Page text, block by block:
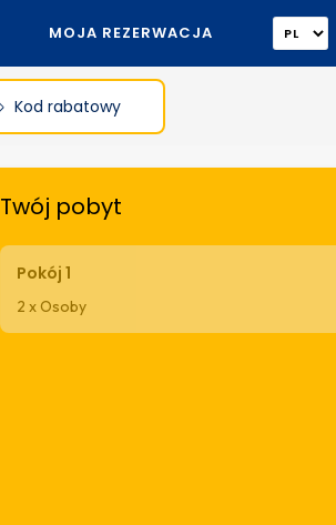
MOJA REZERWACJA
Kod rabatowy
Twój pobyt
Pokój 1
2 x Osoby